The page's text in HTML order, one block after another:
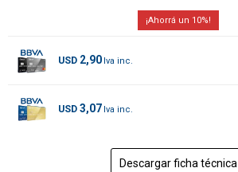
10
USD 2,90
USD 3,07
Descargar ficha técnica